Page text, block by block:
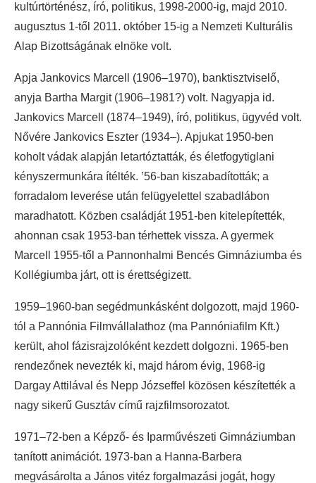
kultúrtörténész, író, politikus, 1998-2000-ig, majd 2010.
augusztus 1-től 2011. október 15-ig a Nemzeti Kulturális
Alap Bizottságának elnöke volt.
Apja Jankovics Marcell (1906–1970), banktisztviselő,
anyja Bartha Margit (1906–1981?) volt. Nagyapja id.
Jankovics Marcell (1874–1949), író, politikus, ügyvéd volt.
Nővére Jankovics Eszter (1934–). Apjukat 1950-ben
koholt vádak alapján letartóztatták, és életfogytiglani
kényszermunkára ítélték. ’56-ban kiszabadították; a
forradalom leverése után felügyelettel szabadlábon
maradhatott. Közben családját 1951-ben kitelepítették,
ahonnan csak 1953-ban térhettek vissza. A gyermek
Marcell 1955-től a Pannonhalmi Bencés Gimnáziumba és
Kollégiumba járt, ott is érettségizett.
1959–1960-ban segédmunkásként dolgozott, majd 1960-
tól a Pannónia Filmvállalathoz (ma Pannóniafilm Kft.)
került, ahol fázisrajzolóként kezdett dolgozni. 1965-ben
rendezőnek nevezték ki, majd három évig, 1968-ig
Dargay Attilával és Nepp Józseffel közösen készítették a
nagy sikerű Gusztáv című rajzfilmsorozatot.
1971–72-ben a Képző- és Iparművészeti Gimnáziumban
tanított animációt. 1973-ban a Hanna-Barbera
megvásárolta a János vitéz forgalmazási jogát, hogy